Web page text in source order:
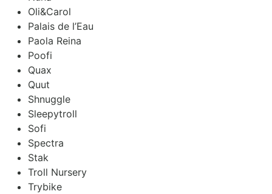
Oli&Carol
Palais de l’Eau
Paola Reina
Poofi
Quax
Quut
Shnuggle
Sleepytroll
Sofi
Spectra
Stak
Troll Nursery
Trybike